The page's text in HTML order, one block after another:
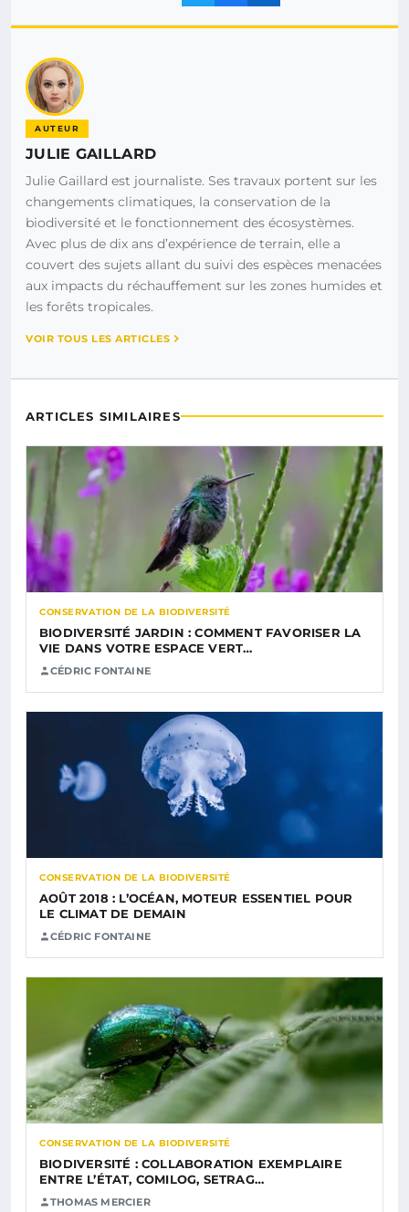
AUTEUR
JULIE GAILLARD
Julie Gaillard est journaliste. Ses travaux portent sur les
changements climatiques, la conservation de la
biodiversité et le fonctionnement des écosystèmes.
Avec plus de dix ans d’expérience de terrain, elle a
couvert des sujets allant du suivi des espèces menacées
aux impacts du réchauffement sur les zones humides et
les forêts tropicales.
VOIR TOUS LES ARTICLES
ARTICLES SIMILAIRES
CONSERVATION DE LA BIODIVERSITÉ
BIODIVERSITÉ JARDIN : COMMENT FAVORISER LA
VIE DANS VOTRE ESPACE VERT…
CÉDRIC FONTAINE
CONSERVATION DE LA BIODIVERSITÉ
AOÛT 2018 : L’OCÉAN, MOTEUR ESSENTIEL POUR
LE CLIMAT DE DEMAIN
CÉDRIC FONTAINE
CONSERVATION DE LA BIODIVERSITÉ
BIODIVERSITÉ : COLLABORATION EXEMPLAIRE
ENTRE L’ÉTAT, COMILOG, SETRAG…
THOMAS MERCIER